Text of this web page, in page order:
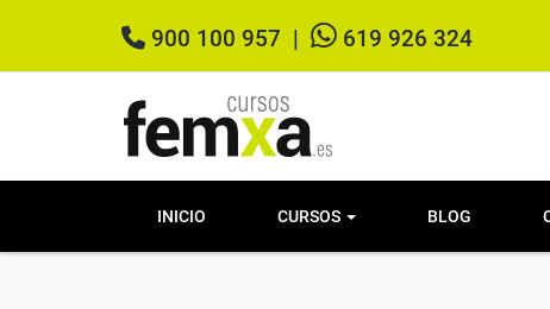
900 100 957 619 926 324
INICIO CURSOS BLOG